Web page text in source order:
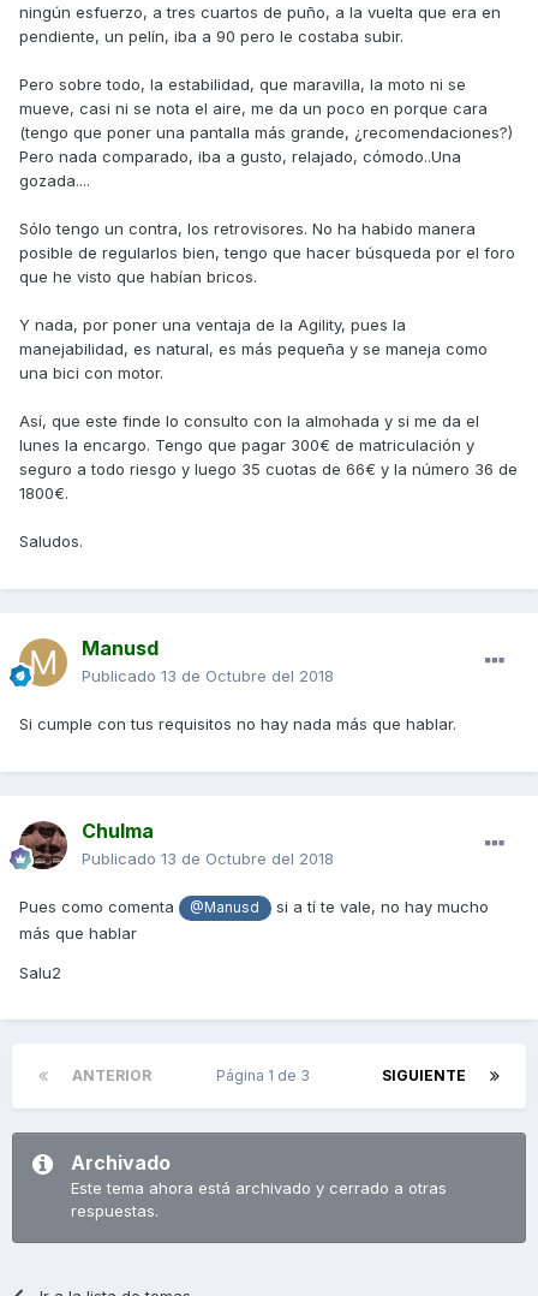
ningún esfuerzo, a tres cuartos de puño, a la vuelta que era en
pendiente, un pelín, iba a 90 pero le costaba subir.
Pero sobre todo, la estabilidad, que maravilla, la moto ni se
mueve, casi ni se nota el aire, me da un poco en porque cara
(tengo que poner una pantalla más grande, ¿recomendaciones?)
Pero nada comparado, iba a gusto, relajado, cómodo..Una
gozada....
Sólo tengo un contra, los retrovisores. No ha habido manera
posible de regularlos bien, tengo que hacer búsqueda por el foro
que he visto que habían bricos.
Y nada, por poner una ventaja de la Agility, pues la
manejabilidad, es natural, es más pequeña y se maneja como
una bici con motor.
Así, que este finde lo consulto con la almohada y si me da el
lunes la encargo. Tengo que pagar 300€ de matriculación y
seguro a todo riesgo y luego 35 cuotas de 66€ y la número 36 de
1800€.
Saludos.
Manusd
Publicado 13 de Octubre del 2018
Si cumple con tus requisitos no hay nada más que hablar.
Chulma
Publicado 13 de Octubre del 2018
Pues como comenta @Manusd
si a tí te vale, no hay mucho
más que hablar
Salu2
ANTERIOR SIGUIENTE
Página 1 de 3
Archivado
Este tema ahora está archivado y cerrado a otras
respuestas.